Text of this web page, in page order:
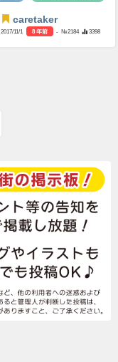
caretaker
2017/11/1 8 年前 - №2184 3398